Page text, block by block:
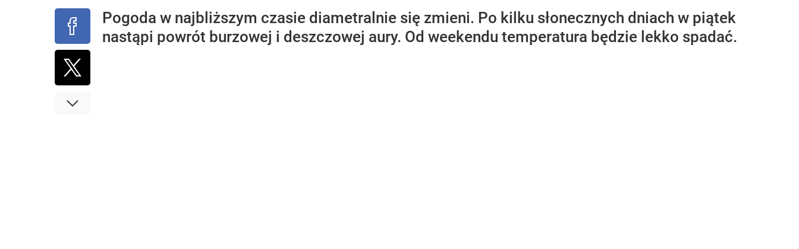
Pogoda w najbliższym czasie diametralnie się zmieni. Po kilku słonecznych dniach w piątek
nastąpi powrót burzowej i deszczowej aury. Od weekendu temperatura będzie lekko spadać.